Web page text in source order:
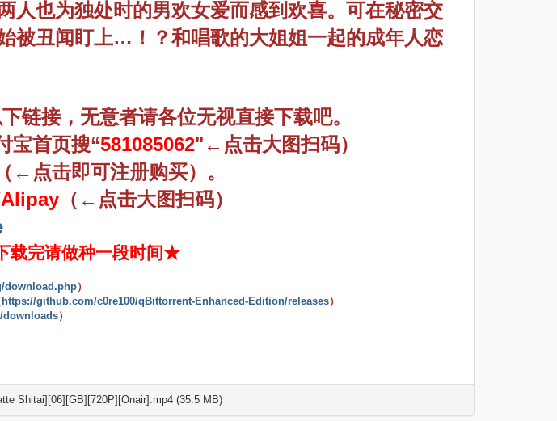
人也为独处时的男欢女爱而感到欢喜。可在秘密交
被丑闻盯上…！？和唱歌的大姐姐一起的成年人恋
链接，无意者请各位无视直接下载吧。
宝首页搜“581085062" ←点击大图扫码）
（←点击即可注册购买）。
Alipay（ ←点击大图扫码）
载完请做种一段时间★
download.php）
https://github.com/c0re100/qBittorrent-Enhanced-Edition/releases）
downloads）
Shitai][06][GB][720P][Onair].mp4 (35.5 MB)